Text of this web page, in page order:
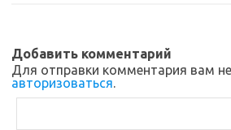
Добавить комментарий
Для отправки комментария вам
авторизоваться.